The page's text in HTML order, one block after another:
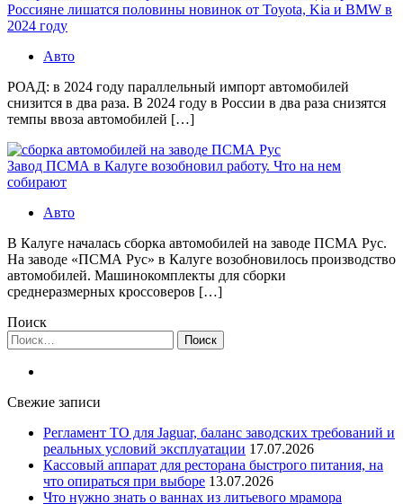
Россияне лишатся половины новинок от Toyota, Kia и BMW в
2024 году
Авто
РОАД: в 2024 году параллельный импорт автомобилей
снизится в два раза. В 2024 году в России в два раза снизятся
темпы ввоза автомобилей […]
Завод ПСМА в Калуге возобновил работу. Что на нем
собирают
Авто
В Калуге началась сборка автомобилей на заводе ПСМА Рус.
На заводе «ПСМА Рус» в Калуге возобновилось производство
автомобилей. Машинокомплекты для сборки
среднеразмерных кроссоверов […]
Поиск
Найти:
Свежие записи
Регламент ТО для Jaguar, баланс заводских требований и
реальных условий эксплуатации 17.07.2026
Кассовый аппарат для ресторана быстрого питания, на
что опираться при выборе 13.07.2026
Что нужно знать о ваннах из литьевого мрамора